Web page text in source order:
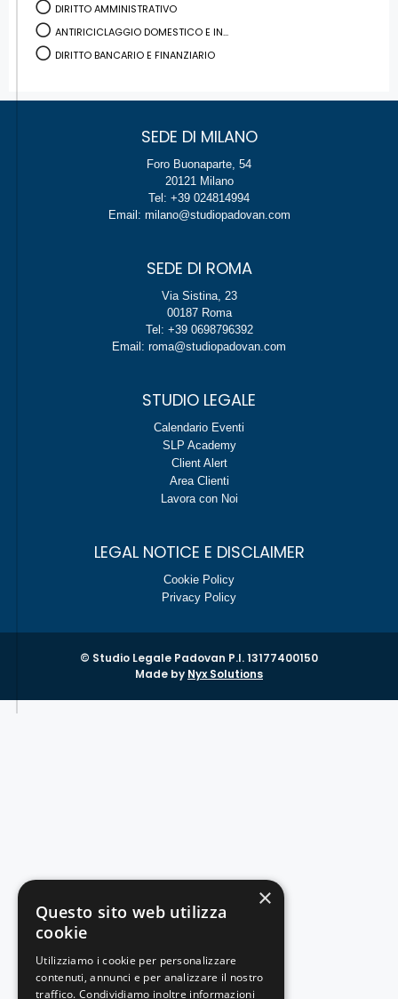
DIRITTO AMMINISTRATIVO
ANTIRICICLAGGIO DOMESTICO E IN...
DIRITTO BANCARIO E FINANZIARIO
SEDE DI MILANO
Foro Buonaparte, 54
20121 Milano
Tel: +39 024814994
Email: milano@studiopadovan.com
SEDE DI ROMA
Via Sistina, 23
00187 Roma
Tel: +39 0698796392
Email: roma@studiopadovan.com
STUDIO LEGALE
Calendario Eventi
SLP Academy
Client Alert
Area Clienti
Lavora con Noi
LEGAL NOTICE E DISCLAIMER
Cookie Policy
Privacy Policy
© Studio Legale Padovan P.I. 13177400150
Made by Nyx Solutions
×
Questo sito web utilizza
cookie
Utilizziamo i cookie per personalizzare
contenuti, annunci e per analizzare il nostro
traffico. Condividiamo inoltre informazioni